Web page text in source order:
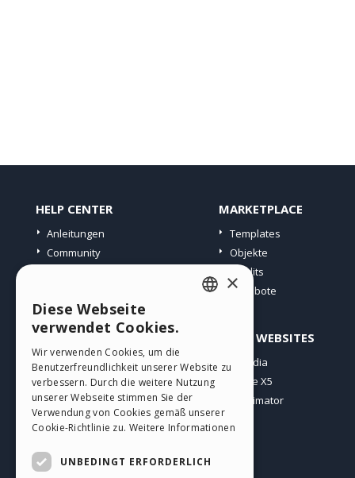
HELP CENTER
Anleitungen
Community
MARKETPLACE
Templates
Objekte
Credits
Angebote
PROFIL
Meine Beiträge
Meine Lizenz
Download
Webhosting
ANDERE WEBSITES
Incomedia
WebSite X5
WebAnimator
GERMAN
SPANISH
PORTUGUESE
×
Diese Webseite
verwendet Cookies.
Wir verwenden Cookies, um die
Benutzerfreundlichkeit unserer Website zu
verbessern. Durch die weitere Nutzung
unserer Webseite stimmen Sie der
Verwendung von Cookies gemäß unserer
Cookie-Richtlinie zu. Weitere Informationen
UNBEDINGT ERFORDERLICH